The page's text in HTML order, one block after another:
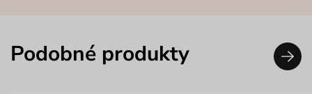
Podobné produkty